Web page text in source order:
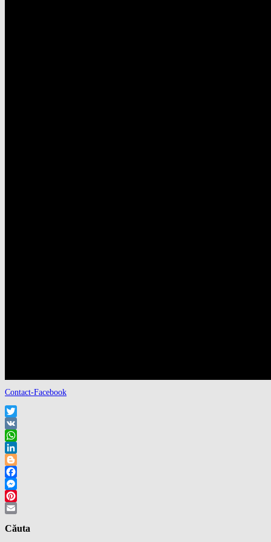
Contact-Facebook
Twitter
VK
WhatsApp
LinkedIn
Blogger
Facebook
Messenger
Pinterest
Căuta